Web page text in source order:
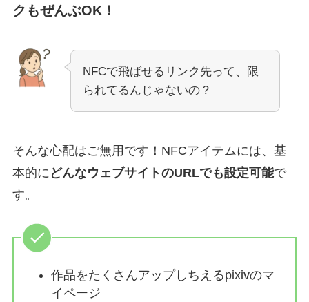
クもぜんぶOK！
NFCで飛ばせるリンク先って、限
られてるんじゃないの？
そんな心配はご無用です！NFCアイテムには、基
本的に どんなウェブサイトのURLでも設定可能で
す。
作品をたくさんアップしちえるpixivのマ
イページ